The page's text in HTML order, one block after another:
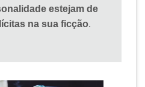
estejam de
na sua ficção.